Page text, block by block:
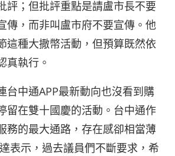
評；但批評重點是請盧市長不要
傳，而非叫盧市府不要宣傳。他
這種大撒幣活動，但預算既然依
真執行。
台中通APP最新動向也沒看到購
留在雙十國慶的活動。台中通作
務的最大通路，存在感卻相當薄
表示，過去議員們不斷要求，希